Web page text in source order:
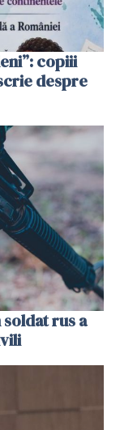
copiii
despre
rus a